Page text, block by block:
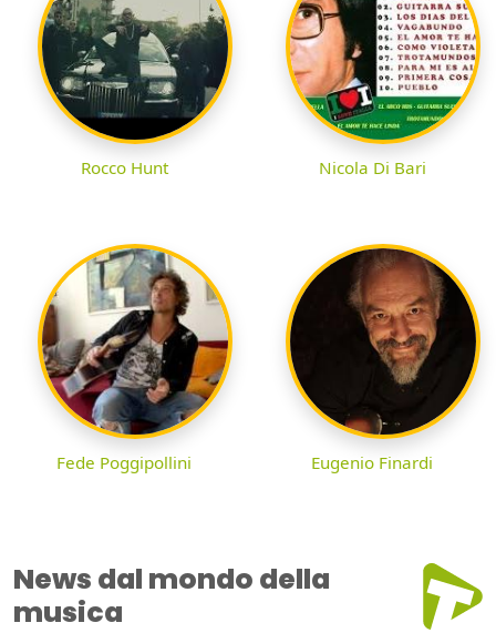
Rocco Hunt Nicola Di Bari
Fede Poggipollini Eugenio Finardi
News dal mondo della
musica